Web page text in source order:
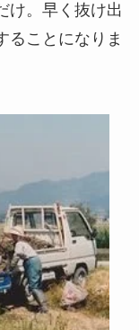
け。早く抜け出
ることになりま